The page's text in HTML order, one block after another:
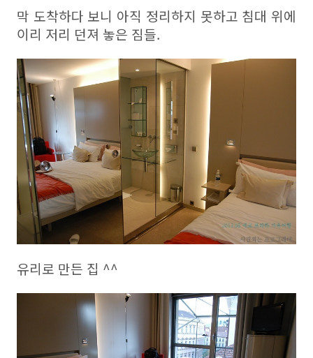
막 도착하다 보니 아직 정리하지 못하고 침대 위에
이리 저리 던져 놓은 짐들.
유리로 만든 집 ^^